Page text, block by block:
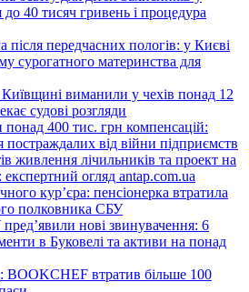
40 тисяч гривень і процедура
після передчасних пологів: у Києві
сурогатного материнства для
виманили у чехів понад 12
судові розгляди
400 тис. грн компенсацій:
постраждалих від війни підприємств
живлення лічильників та проект на
експертний огляд antap.com.ua
кур’єра: пенсіонерка втратила
полковника СБУ
нові звинувачення: 6
в Буковелі та активи на понад
BOOKCHEF втратив більше 100